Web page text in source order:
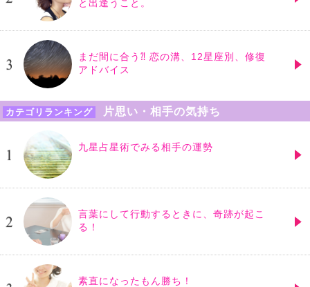
と出逢うこと。
まだ間に合う⁈ 恋の溝、12星座別、修復
アドバイス
カテゴリランキング 片思い・相手の気持ち
九星占星術でみる相手の運勢
言葉にして行動するときに、奇跡が起こ
る！
素直になったもん勝ち！